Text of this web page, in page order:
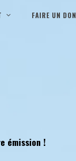
FAIRE UN DON
émission !